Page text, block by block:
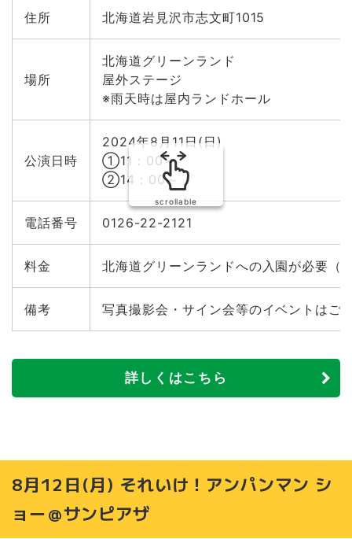
住所 北海道岩見沢市志文町1015
場所
北海道グリーンランド
屋外ステージ
※雨天時は屋内ランドホール
公演日時
2024年8月11日(日)
①11：00～
②14：00～
電話番号 0126-22-2121
料金 北海道グリーンランドへの入園が必要（
備考 写真撮影会・サイン会等のイベントはご
scrollable
詳しくはこちら
8月12日(月) それいけ！アンパンマン シ
ョー＠サンピアザ